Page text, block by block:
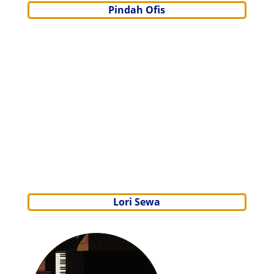
Pindah Ofis
Lori Sewa